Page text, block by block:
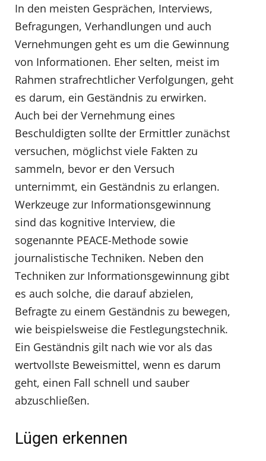
In den meisten Gesprächen, Interviews,
Befragungen, Verhandlungen und auch
Vernehmungen geht es um die Gewinnung
von Informationen. Eher selten, meist im
Rahmen strafrechtlicher Verfolgungen, geht
es darum, ein Geständnis zu erwirken.
Auch bei der Vernehmung eines
Beschuldigten sollte der Ermittler zunächst
versuchen, möglichst viele Fakten zu
sammeln, bevor er den Versuch
unternimmt, ein Geständnis zu erlangen.
Werkzeuge zur Informationsgewinnung
sind das kognitive Interview, die
sogenannte PEACE-Methode sowie
journalistische Techniken. Neben den
Techniken zur Informationsgewinnung gibt
es auch solche, die darauf abzielen,
Befragte zu einem Geständnis zu bewegen,
wie beispielsweise die Festlegungstechnik.
Ein Geständnis gilt nach wie vor als das
wertvollste Beweismittel, wenn es darum
geht, einen Fall schnell und sauber
abzuschließen.
Lügen erkennen